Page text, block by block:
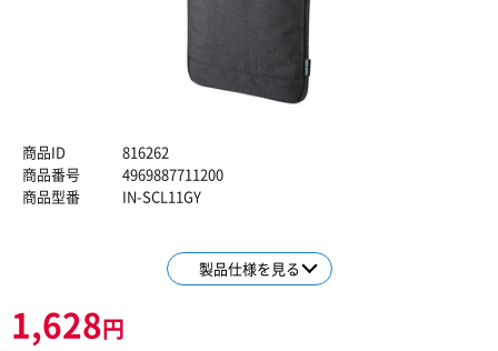
商品ID
816262
商品番号
4969887711200
商品型番
IN-SCL11GY
製品仕様を見る
1,628円